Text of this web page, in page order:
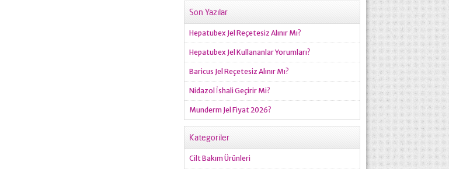
Son Yazılar
Hepatubex Jel Reçetesiz Alınır Mı?
Hepatubex Jel Kullananlar Yorumları?
Baricus Jel Reçetesiz Alınır Mı?
Nidazol İshali Geçirir Mi?
Munderm Jel Fiyat 2026?
Kategoriler
Cilt Bakım Ürünleri